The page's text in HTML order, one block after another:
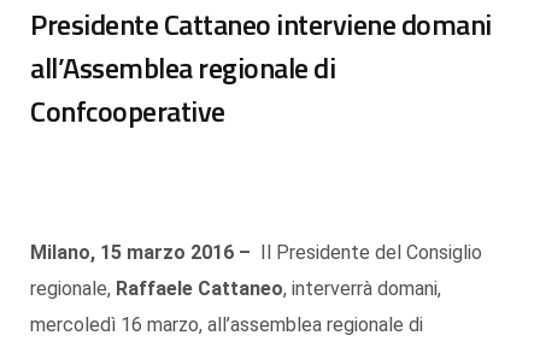
Presidente Cattaneo interviene domani
all’Assemblea regionale di
Confcooperative
Milano, 15 marzo 2016 – Il Presidente del Consiglio
regionale, Raffaele Cattaneo, interverrà domani,
mercoledì 16 marzo, all’assemblea regionale di